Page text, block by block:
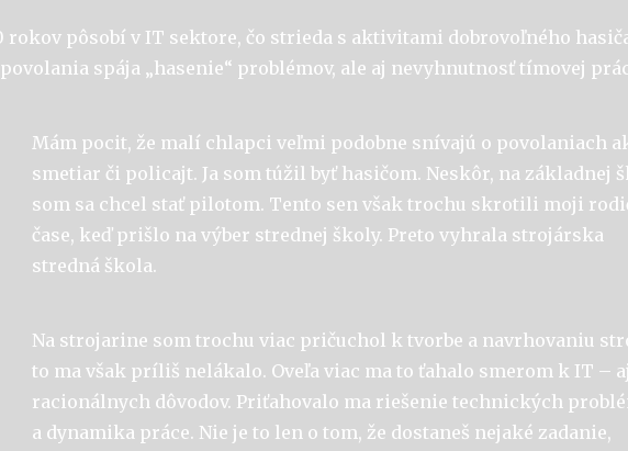
rokov pôsobí v IT sektore, čo strieda s aktivitami dobrovoľného
spája „hasenie“ problémov, ale aj nevyhnutnosť tímovej
Mám pocit, že malí chlapci veľmi podobne snívajú o povolaniach
smetiar či policajt. Ja som túžil byť hasičom. Neskôr, na základnej
som sa chcel stať pilotom. Tento sen však trochu skrotili moji
čase, keď prišlo na výber strednej školy. Preto vyhrala strojárska
stredná škola.
Na strojarine som trochu viac pričuchol k tvorbe a navrhovaniu
to ma však príliš nelákalo. Oveľa viac ma to ťahalo smerom k IT –
racionálnych dôvodov. Priťahovalo ma riešenie technických
a dynamika práce. Nie je to len o tom, že dostaneš nejaké zadanie,